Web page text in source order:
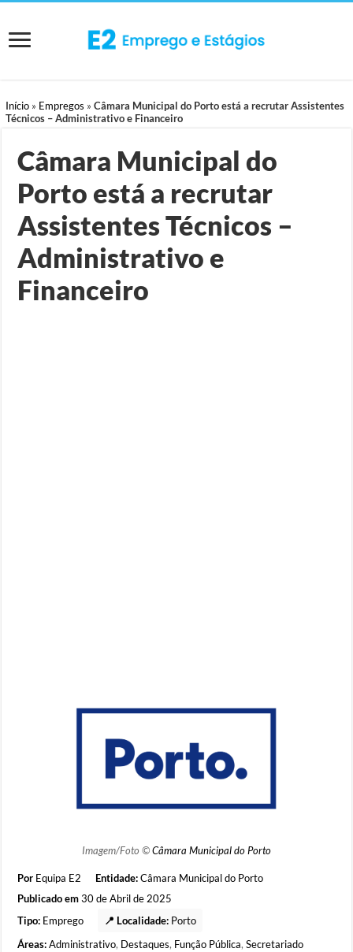
Início » Empregos »Câmara Municipal do Porto está a recrutar Assistentes
Técnicos – Administrativo e Financeiro
Câmara Municipal do
Porto está a recrutar
Assistentes Técnicos –
Administrativo e
Financeiro
Imagem/Foto ©Câmara Municipal do Porto
Por Equipa E2 Entidade:Câmara Municipal do Porto
Publicado em30 de Abril de 2025
Tipo: Emprego 📍 Localidade: Porto
Áreas: Administrativo, Destaques, Função Pública,Secretariado